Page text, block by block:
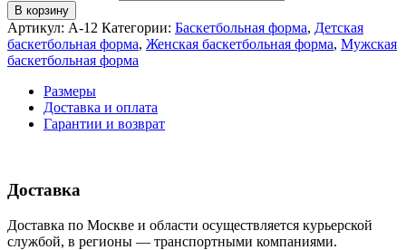
В корзину
Артикул: A-12 Категории: Баскетбольная форма, Детская
баскетбольная форма, Женская баскетбольная форма, Мужская
баскетбольная форма
Размеры
Доставка и оплата
Гарантии и возврат
Доставка
Доставка по Москве и области осуществляется курьерской
службой, в регионы — транспортными компаниями.